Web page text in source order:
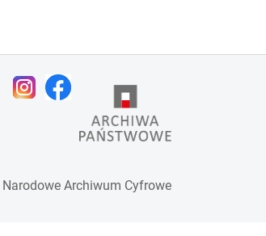
Narodowe Archiwum Cyfrowe